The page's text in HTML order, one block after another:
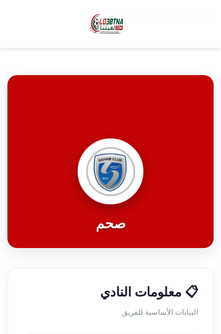
صحم
📋 معلومات النادي
البيانات الأساسية للفريق